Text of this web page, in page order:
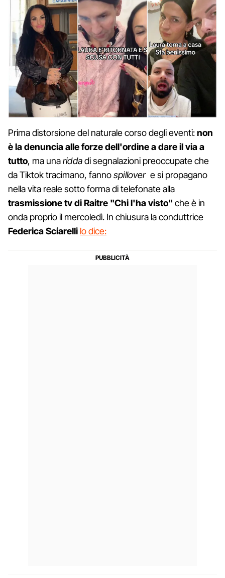
Prima distorsione del naturale corso degli eventi:non
è la denuncia alle forze dell'ordine a dare il via a
tutto, ma unariddadi segnalazioni preoccupate che
da Tiktok tracimano, fannospillovere si propagano
nella vita reale sotto forma di telefonate alla
trasmissione tv di Raitre "Chi l'ha visto" che è in
onda proprio il mercoledì. In chiusura la conduttrice
Federica Sciarelli lo dice: